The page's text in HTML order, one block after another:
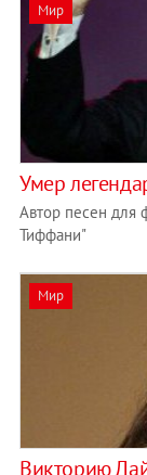
Мир
Умер
Автор песен для
Тиффани"
Мир
Викторию